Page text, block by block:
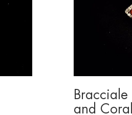
and Coral